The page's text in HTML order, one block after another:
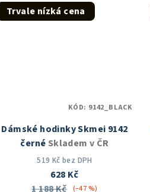
z
5
Trvale nízká cena
Dámské hodinky Skmei 9142
černé Skladem v ČR
519 Kč bez DPH
628 Kč
1 188 Kč
(–47 %)
KÓD: 9142_BLACK